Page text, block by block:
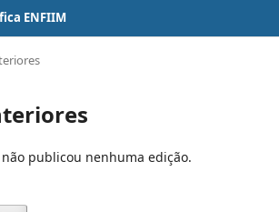
ENFIIM
publicou nenhuma edição.